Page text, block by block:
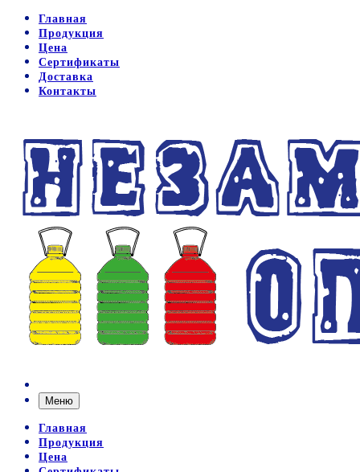
Главная
Продукция
Цена
Сертификаты
Доставка
Контакты
Меню
Главная
Продукция
Цена